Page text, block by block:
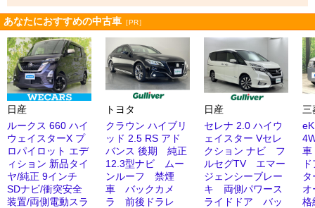
あなたにおすすめの中古車 ［PR］
日産
ルークス 660 ハイ
ウェイスターX プ
ロパイロット エデ
ィション 新品タイ
ヤ/純正 9インチ
SDナビ/衝突安全
装置/両側電動スラ
トヨタ
クラウン ハイブリ
ッド 2.5 RS アド
バンス 後期 純正
12.3型ナビ ムー
ンルーフ 禁煙
車 バックカメ
ラ 前後ドラレ
日産
セレナ 2.0 ハイウ
ェイスター Vセレ
クション ナビ フ
ルセグTV エマー
ジェンシーブレー
キ 両側パワース
ライドドア バッ
三
車
格